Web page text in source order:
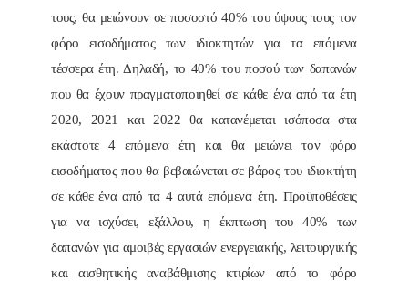
τους, θα μειώνουν σε ποσοστό 40% του ύψους τους τον
φόρο εισοδήματος των ιδιοκτητών για τα επόμενα
τέσσερα έτη. Δηλαδή, το 40% του ποσού των δαπανών
που θα έχουν πραγματοποιηθεί σε κάθε ένα από τα έτη
2020, 2021 και 2022 θα κατανέμεται ισόποσα στα
εκάστοτε 4 επόμενα έτη και θα μειώνει τον φόρο
εισοδήματος που θα βεβαιώνεται σε βάρος του ιδιοκτήτη
σε κάθε ένα από τα 4 αυτά επόμενα έτη. Προϋποθέσεις
για να ισχύσει, εξάλλου, η έκπτωση του 40% των
δαπανών για αμοιβές εργασιών ενεργειακής, λειτουργικής
και αισθητικής αναβάθμισης κτιρίων από το φόρο